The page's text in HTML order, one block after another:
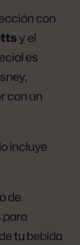
con
y el
es
con un
incluye
de
para
tu bebida